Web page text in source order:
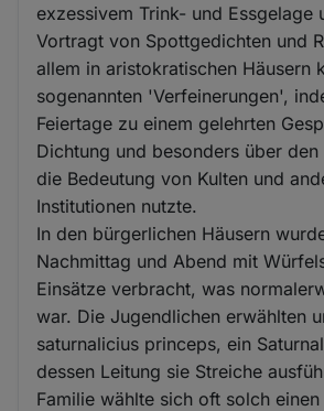
exzessivem Trink- und Essgelage
Vortragt von Spottgedichten und
allem in aristokratischen Häusern
sogenannten 'Verfeinerungen',
Feiertage zu einem gelehrten
Dichtung und besonders über
die Bedeutung von Kulten und
Institutionen nutzte.
In den bürgerlichen Häusern
Nachmittag und Abend mit
Einsätze verbracht, was
war. Die Jugendlichen erwählten
saturnalicius princeps, ein
dessen Leitung sie Streiche
Familie wählte sich oft solch